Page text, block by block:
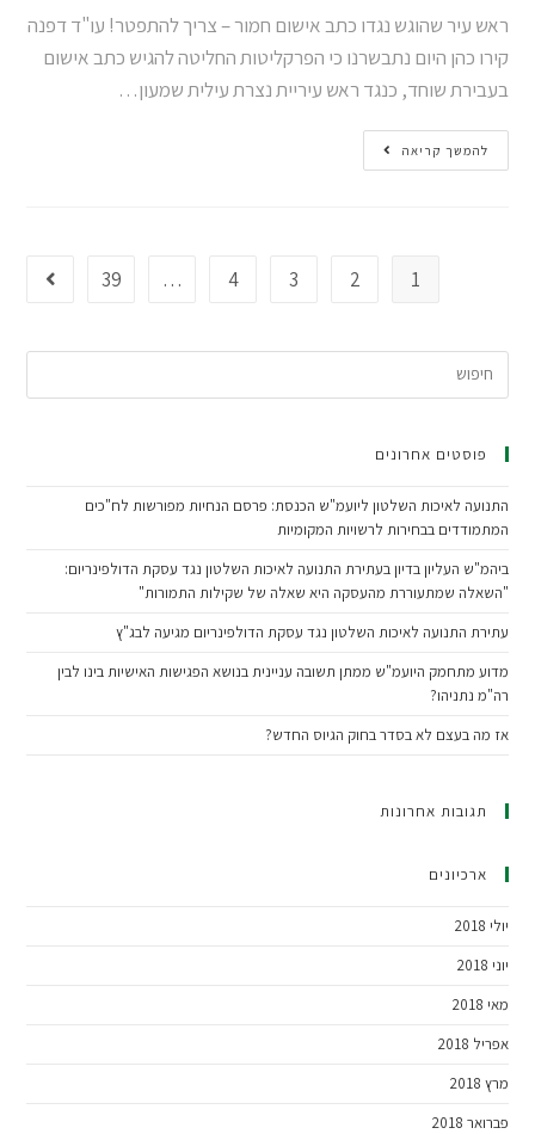
ראש עיר שהוגש נגדו כתב אישום חמור – צריך להתפטר! עו"ד דפנה
קירו כהן היום נתבשרנו כי הפרקליטות החליטה להגיש כתב אישום
בעבירת שוחד, כנגד ראש עיריית נצרת עילית שמעון…
להמשך קריאה
1
2
3
4
…
39
פוסטים אחרונים
התנועה לאיכות השלטון ליועמ"ש הכנסת: פרסם הנחיות מפורשות לח"כים
המתמודדים בבחירות לרשויות המקומיות
ביהמ"ש העליון בדיון בעתירת התנועה לאיכות השלטון נגד עסקת הדולפינריום:
"השאלה שמתעוררת מהעסקה היא שאלה של שקילות התמורות"
עתירת התנועה לאיכות השלטון נגד עסקת הדולפינריום מגיעה לבג"ץ
מדוע מתחמק היועמ"ש ממתן תשובה עניינית בנושא הפגישות האישיות בינו לבין
רה"מ נתניהו?
אז מה בעצם לא בסדר בחוק הגיוס החדש?
תגובות אחרונות
ארכיונים
יולי 2018
יוני 2018
מאי 2018
אפריל 2018
מרץ 2018
פברואר 2018